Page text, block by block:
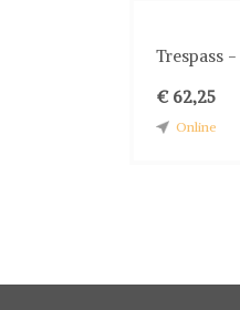
Trespass -
€ 62,25
Online